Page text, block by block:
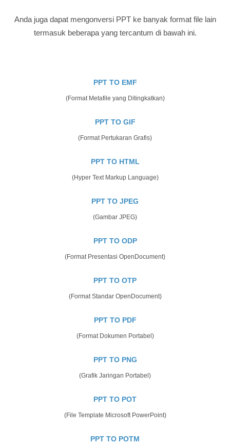
Anda juga dapat mengonversi PPT ke banyak format file lain
termasuk beberapa yang tercantum di bawah ini.
PPT TO EMF
(Format Metafile yang Ditingkatkan)
PPT TO GIF
(Format Pertukaran Grafis)
PPT TO HTML
(Hyper Text Markup Language)
PPT TO JPEG
(Gambar JPEG)
PPT TO ODP
(Format Presentasi OpenDocument)
PPT TO OTP
(Format Standar OpenDocument)
PPT TO PDF
(Format Dokumen Portabel)
PPT TO PNG
(Grafik Jaringan Portabel)
PPT TO POT
(File Template Microsoft PowerPoint)
PPT TO POTM